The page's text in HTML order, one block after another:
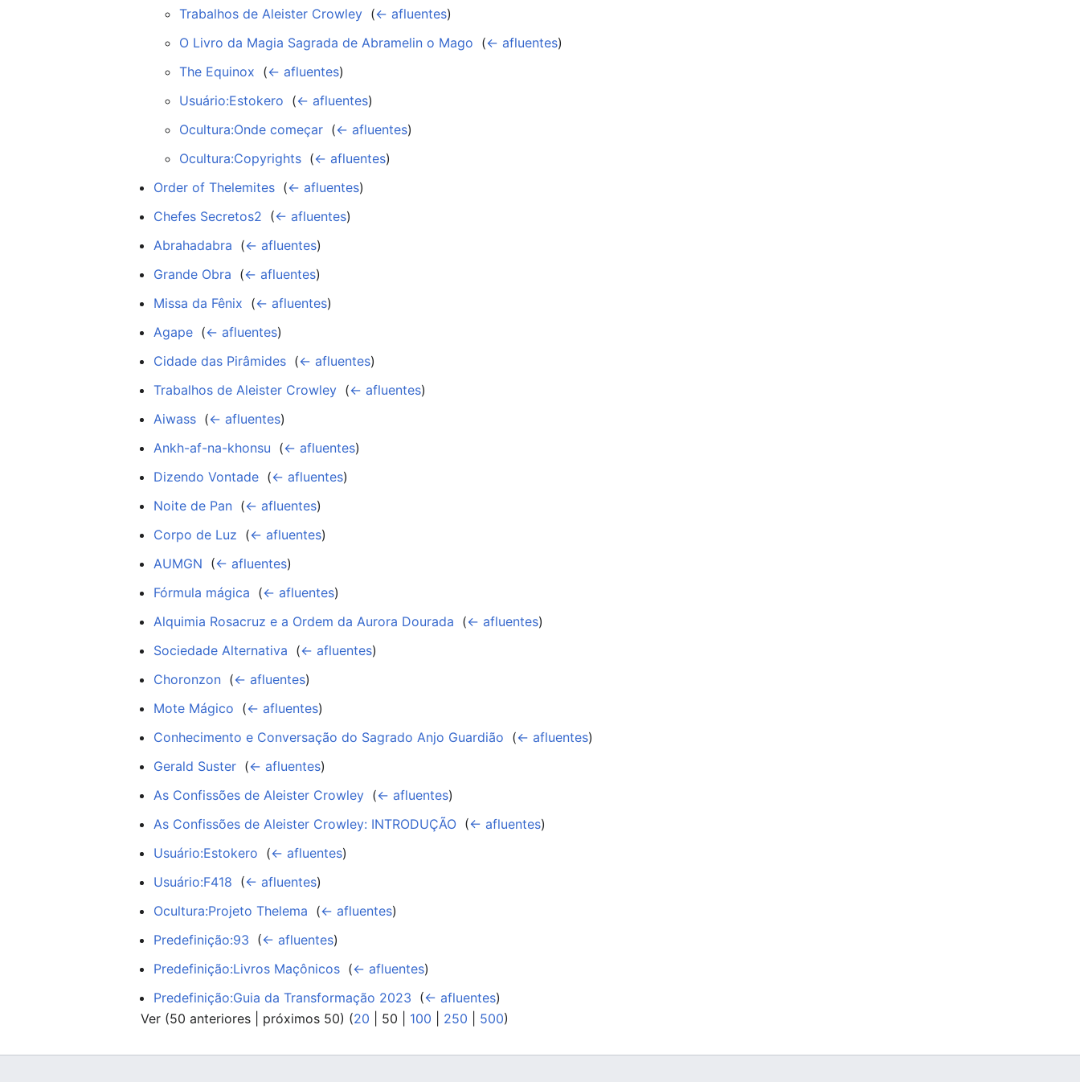
Trabalhos de Aleister Crowley (← afluentes)
O Livro da Magia Sagrada de Abramelin o Mago (← afluentes)
The Equinox (← afluentes)
Usuário:Estokero (← afluentes)
Ocultura:Onde começar (← afluentes)
Ocultura:Copyrights (← afluentes)
Order of Thelemites (← afluentes)
Chefes Secretos2 (← afluentes)
Abrahadabra (← afluentes)
Grande Obra (← afluentes)
Missa da Fênix (← afluentes)
Agape (← afluentes)
Cidade das Pirâmides (← afluentes)
Trabalhos de Aleister Crowley (← afluentes)
Aiwass (← afluentes)
Ankh-af-na-khonsu (← afluentes)
Dizendo Vontade (← afluentes)
Noite de Pan (← afluentes)
Corpo de Luz (← afluentes)
AUMGN (← afluentes)
Fórmula mágica (← afluentes)
Alquimia Rosacruz e a Ordem da Aurora Dourada (← afluentes)
Sociedade Alternativa (← afluentes)
Choronzon (← afluentes)
Mote Mágico (← afluentes)
Conhecimento e Conversação do Sagrado Anjo Guardião (← afluentes)
Gerald Suster (← afluentes)
As Confissões de Aleister Crowley (← afluentes)
As Confissões de Aleister Crowley: INTRODUÇÃO (← afluentes)
Usuário:Estokero (← afluentes)
Usuário:F418 (← afluentes)
Ocultura:Projeto Thelema (← afluentes)
Predefinição:93 (← afluentes)
Predefinição:Livros Maçônicos (← afluentes)
Predefinição:Guia da Transformação 2023 (← afluentes)
Ver (50 anteriores próximos 50) (20 50 100 250 500)